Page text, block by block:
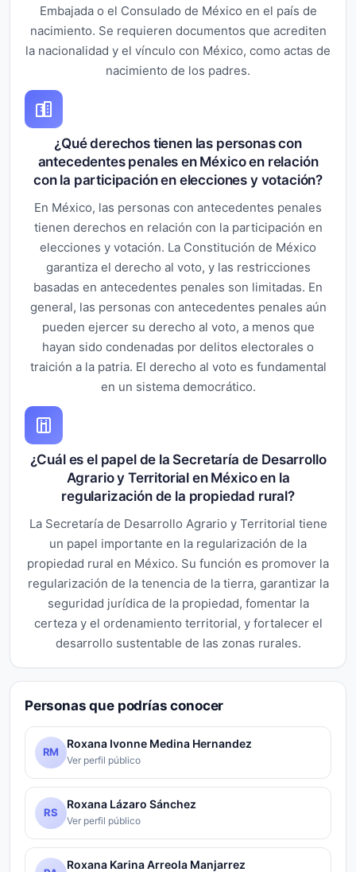
Embajada o el Consulado de México en el país de
nacimiento. Se requieren documentos que acrediten
la nacionalidad y el vínculo con México, como actas de
nacimiento de los padres.
¿Qué derechos tienen las personas con
antecedentes penales en México en relación
con la participación en elecciones y votación?
En México, las personas con antecedentes penales
tienen derechos en relación con la participación en
elecciones y votación. La Constitución de México
garantiza el derecho al voto, y las restricciones
basadas en antecedentes penales son limitadas. En
general, las personas con antecedentes penales aún
pueden ejercer su derecho al voto, a menos que
hayan sido condenadas por delitos electorales o
traición a la patria. El derecho al voto es fundamental
en un sistema democrático.
¿Cuál es el papel de la Secretaría de Desarrollo
Agrario y Territorial en México en la
regularización de la propiedad rural?
La Secretaría de Desarrollo Agrario y Territorial tiene
un papel importante en la regularización de la
propiedad rural en México. Su función es promover la
regularización de la tenencia de la tierra, garantizar la
seguridad jurídica de la propiedad, fomentar la
certeza y el ordenamiento territorial, y fortalecer el
desarrollo sustentable de las zonas rurales.
Personas que podrías conocer
RM
Roxana Ivonne Medina Hernandez
Ver perfil público
RS
Roxana Lázaro Sánchez
Ver perfil público
Roxana Karina Arreola Manjarrez